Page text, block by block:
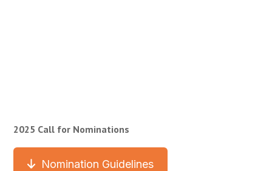
2025 Call for Nominations
Nomination Guidelines